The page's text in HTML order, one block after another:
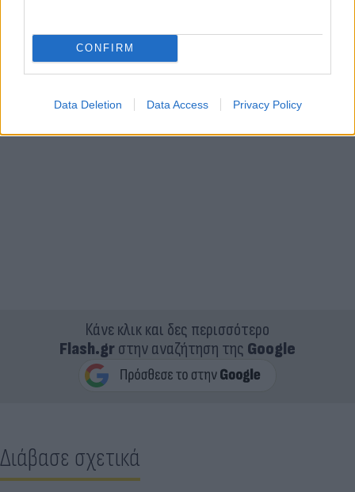
CONFIRM
Data Deletion Data Access Privacy Policy
Κάνε κλικ και δες περισσότερο
Flash.grστην αναζήτηση της Google
Διάβασε σχετικά